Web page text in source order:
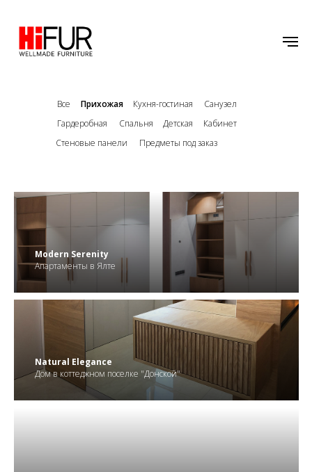
Все
Спальня
Прихожая Кухня-гостиная
Стеновые панели
Санузел
Гардеробная
Детская
Предметы под заказ
Кабинет
.
Modern Serenity
Апартаменты в Ялте
Natural Elegance
Дом в коттеджном поселке "Донской"